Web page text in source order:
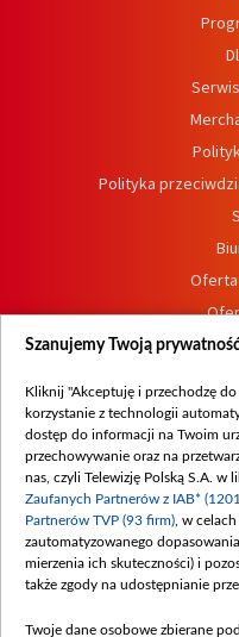
Polityka
Procedura
Szanujemy Twoją
Kliknij "Akceptuję i przechodzę
korzystanie z technologii
dostęp do informacji na Twoim
przechowywanie oraz na
nas, czyli Telewizję Polską S.A. w
Zaufanych Partnerów z IAB*
Partnerów TVP (93 firm) , w
zautomatyzowanego
mierzenia ich skuteczności) i
także zgody na udostępnianie
Twoje dane osobowe zbierane